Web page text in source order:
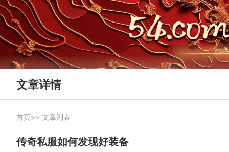
文章详情
首页>> 文章列表
传奇私服如何发现好装备